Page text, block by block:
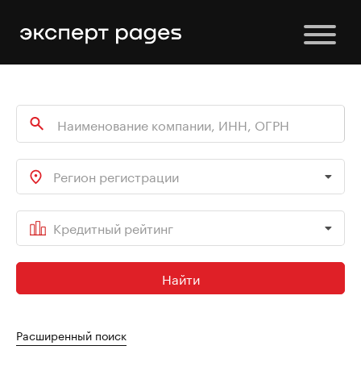
Регион регистрации
Кредитный рейтинг
Найти
Расширенный поиск